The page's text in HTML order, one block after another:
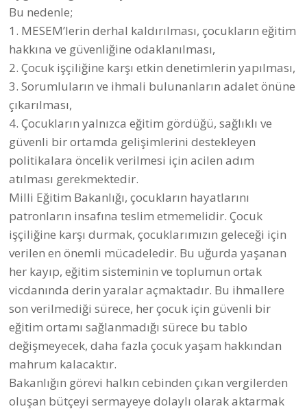
Bu nedenle;
1.⁠ ⁠MESEM’lerin derhal kaldırılması, çocukların eğitim
hakkına ve güvenliğine odaklanılması,
2.⁠ ⁠Çocuk işçiliğine karşı etkin denetimlerin yapılması,
3.⁠ ⁠Sorumluların ve ihmali bulunanların adalet önüne
çıkarılması,
4.⁠ ⁠Çocukların yalnızca eğitim gördüğü, sağlıklı ve
güvenli bir ortamda gelişimlerini destekleyen
politikalara öncelik verilmesi için acilen adım
atılması gerekmektedir.
Milli Eğitim Bakanlığı, çocukların hayatlarını
patronların insafına teslim etmemelidir. Çocuk
işçiliğine karşı durmak, çocuklarımızın geleceği için
verilen en önemli mücadeledir. Bu uğurda yaşanan
her kayıp, eğitim sisteminin ve toplumun ortak
vicdanında derin yaralar açmaktadır. Bu ihmallere
son verilmediği sürece, her çocuk için güvenli bir
eğitim ortamı sağlanmadığı sürece bu tablo
değişmeyecek, daha fazla çocuk yaşam hakkından
mahrum kalacaktır.
Bakanlığın görevi halkın cebinden çıkan vergilerden
oluşan bütçeyi sermayeye dolaylı olarak aktarmak